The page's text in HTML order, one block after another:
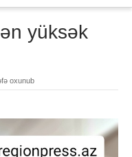
yüksək
oxunub